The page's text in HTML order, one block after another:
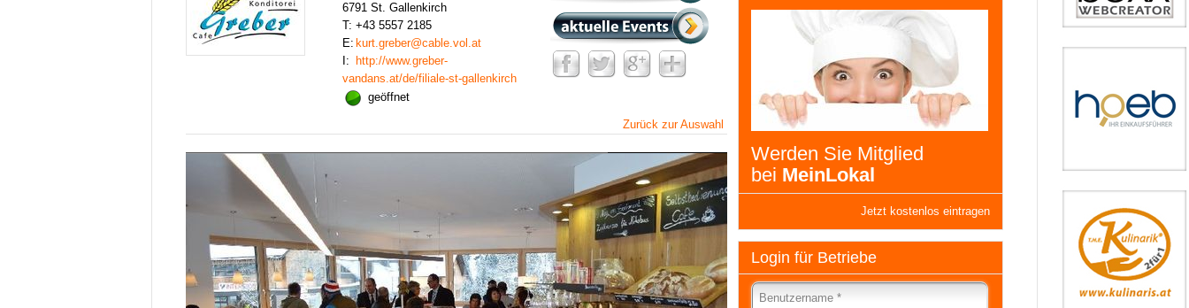
6791 St. Gallenkirch
T: +43 5557 2185
E: kurt.greber@cable.vol.at
I:
http://www.greber-
vandans.at/de/filiale-st-gallenkirch
geöffnet
Zurück zur Auswahl
Werden Sie Mitglied
bei MeinLokal
Jetzt kostenlos eintragen
Login für Betriebe